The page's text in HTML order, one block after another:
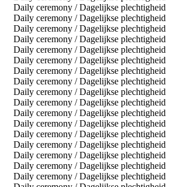
Daily ceremony / Dagelijkse plechtigheid
Daily ceremony / Dagelijkse plechtigheid
Daily ceremony / Dagelijkse plechtigheid
Daily ceremony / Dagelijkse plechtigheid
Daily ceremony / Dagelijkse plechtigheid
Daily ceremony / Dagelijkse plechtigheid
Daily ceremony / Dagelijkse plechtigheid
Daily ceremony / Dagelijkse plechtigheid
Daily ceremony / Dagelijkse plechtigheid
Daily ceremony / Dagelijkse plechtigheid
Daily ceremony / Dagelijkse plechtigheid
Daily ceremony / Dagelijkse plechtigheid
Daily ceremony / Dagelijkse plechtigheid
Daily ceremony / Dagelijkse plechtigheid
Daily ceremony / Dagelijkse plechtigheid
Daily ceremony / Dagelijkse plechtigheid
Daily ceremony / Dagelijkse plechtigheid